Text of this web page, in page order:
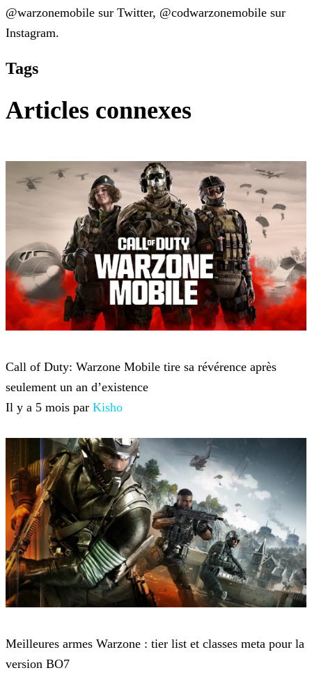
@warzonemobile sur Twitter, @codwarzonemobile sur
Instagram.
Tags
Articles connexes
Call of Duty: Warzone Mobile tire sa révérence après
seulement un an d’existence
Il y a 5 mois par Kisho
Meilleures armes Warzone : tier list et classes meta pour la
version BO7